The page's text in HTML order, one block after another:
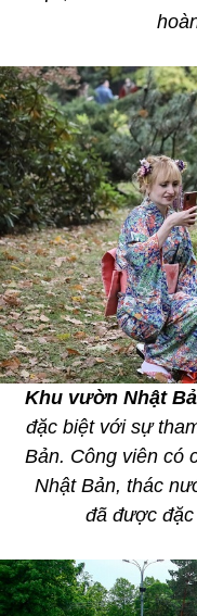
Khu vườn Nhật
đặc biệt với sự
Bản. Công viên có
Nhật Bản, thác
đã được